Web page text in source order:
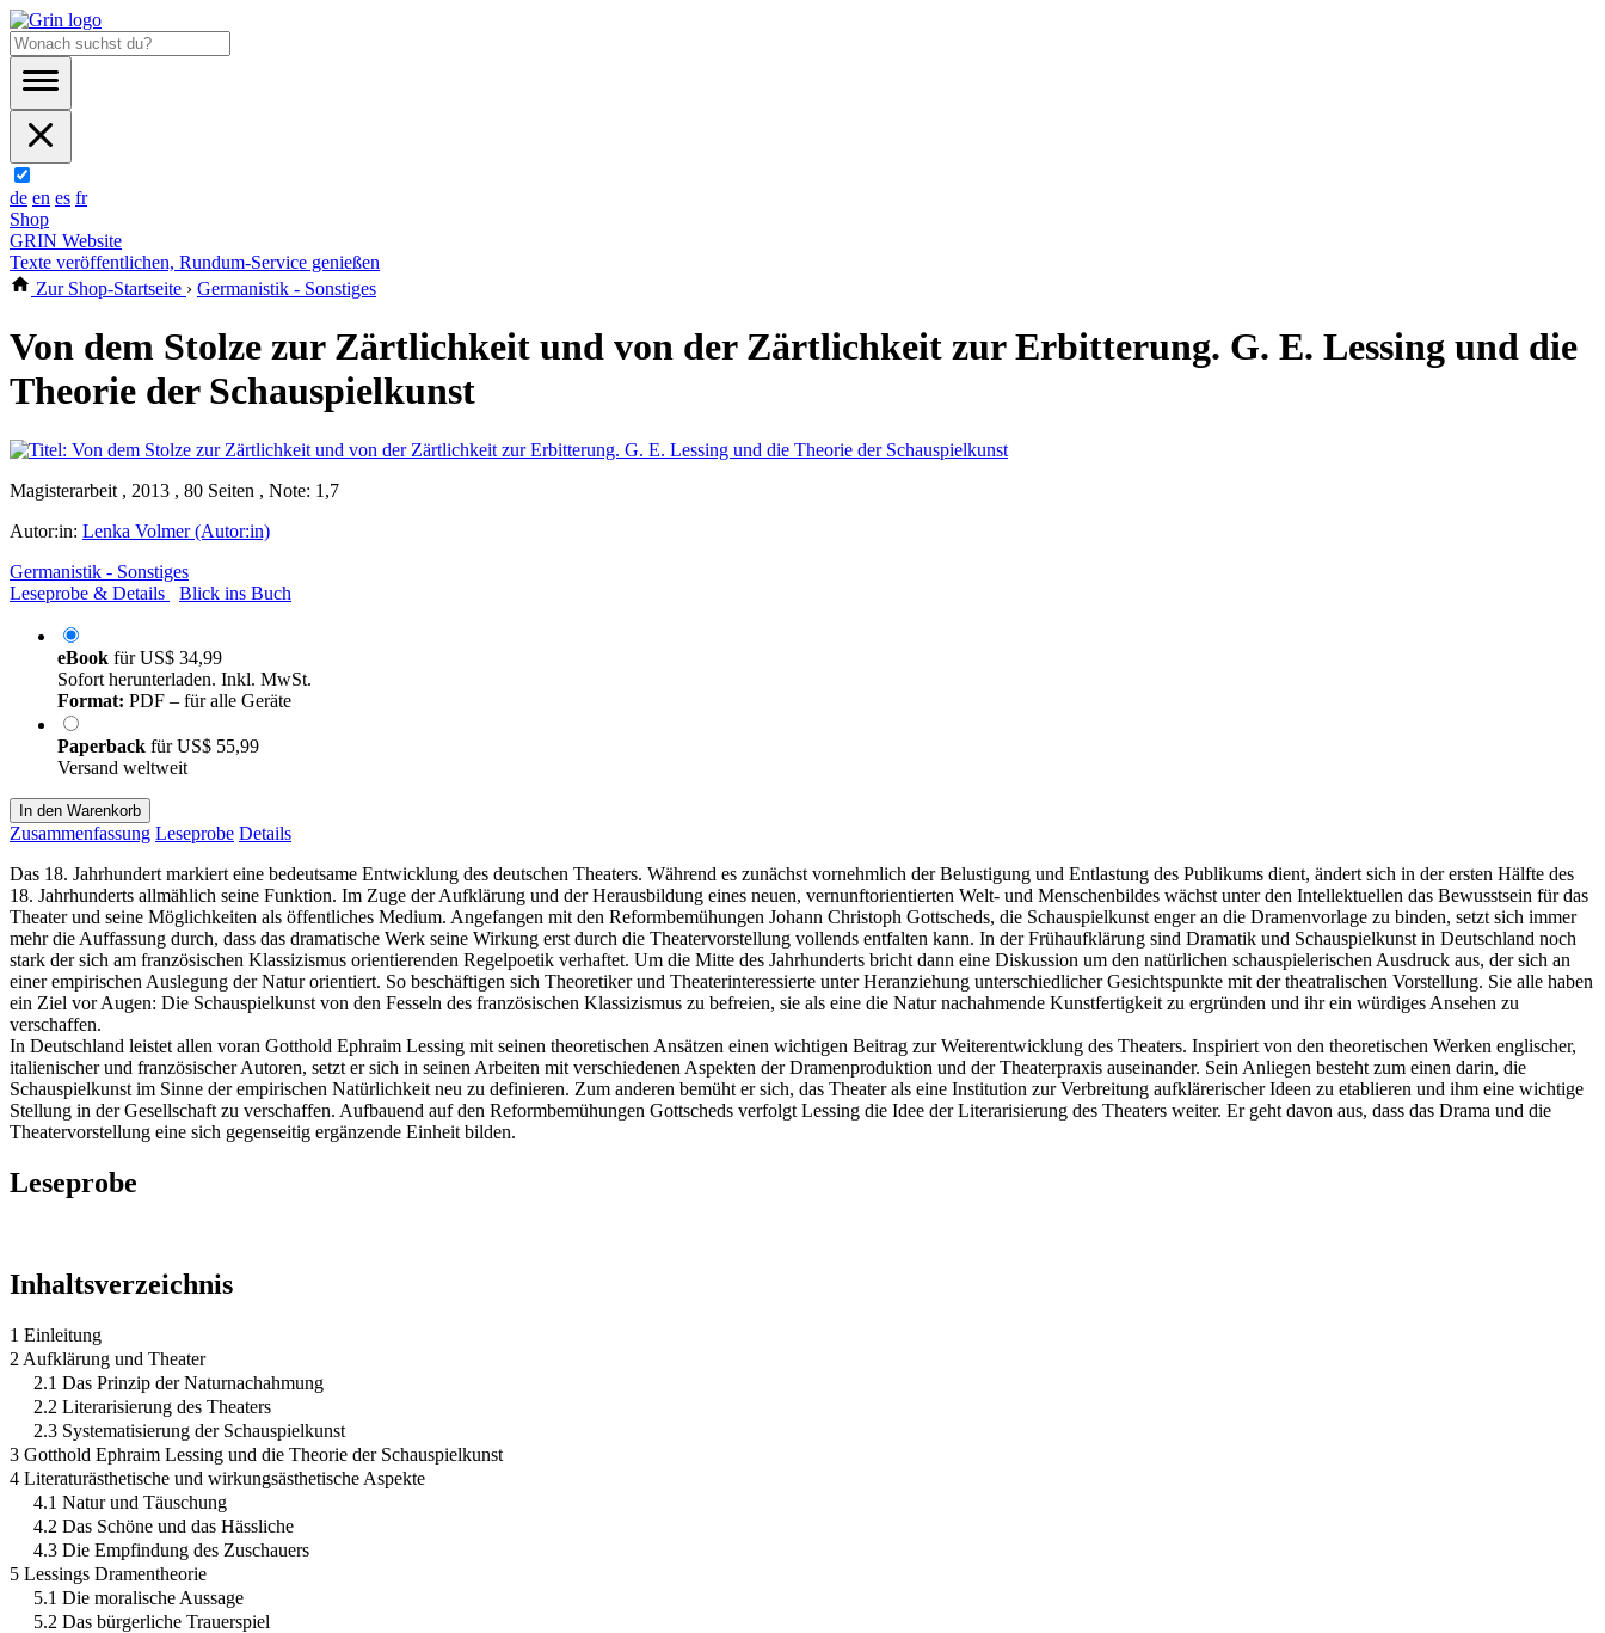
de en es fr
Shop
GRIN Website
Texte veröffentlichen, Rundum-Service genießen
Zur Shop-Startseite › Germanistik - Sonstiges
Von dem Stolze zur Zärtlichkeit und von der Zärtlichkeit zur Erbitterung. G. E. Lessing und die
Theorie der Schauspielkunst
Magisterarbeit , 2013 , 80 Seiten , Note: 1,7
Autor:in: Lenka Volmer (Autor:in)
Germanistik - Sonstiges
Leseprobe & Details
Blick ins Buch
eBook fürUS$ 34,99
Sofort herunterladen. Inkl. MwSt.
Format: PDF – für alle Geräte
Paperback fürUS$ 55,99
Versand weltweit
In den Warenkorb
Zusammenfassung Leseprobe Details
Das 18. Jahrhundert markiert eine bedeutsame Entwicklung des deutschen Theaters. Während es zunächst vornehmlich der Belustigung und Entlastung des Publikums dient, ändert sich in der ersten Hälfte des
18. Jahrhunderts allmählich seine Funktion. Im Zuge der Aufklärung und der Herausbildung eines neuen, vernunftorientierten Welt- und Menschenbildes wächst unter den Intellektuellen das Bewusstsein für das
Theater und seine Möglichkeiten als öffentliches Medium. Angefangen mit den Reformbemühungen Johann Christoph Gottscheds, die Schauspielkunst enger an die Dramenvorlage zu binden, setzt sich immer
mehr die Auffassung durch, dass das dramatische Werk seine Wirkung erst durch die Theatervorstellung vollends entfalten kann. In der Frühaufklärung sind Dramatik und Schauspielkunst in Deutschland noch
stark der sich am französischen Klassizismus orientierenden Regelpoetik verhaftet. Um die Mitte des Jahrhunderts bricht dann eine Diskussion um den natürlichen schauspielerischen Ausdruck aus, der sich an
einer empirischen Auslegung der Natur orientiert. So beschäftigen sich Theoretiker und Theaterinteressierte unter Heranziehung unterschiedlicher Gesichtspunkte mit der theatralischen Vorstellung. Sie alle haben
ein Ziel vor Augen: Die Schauspielkunst von den Fesseln des französischen Klassizismus zu befreien, sie als eine die Natur nachahmende Kunstfertigkeit zu ergründen und ihr ein würdiges Ansehen zu
verschaffen.
In Deutschland leistet allen voran Gotthold Ephraim Lessing mit seinen theoretischen Ansätzen einen wichtigen Beitrag zur Weiterentwicklung des Theaters. Inspiriert von den theoretischen Werken englischer,
italienischer und französischer Autoren, setzt er sich in seinen Arbeiten mit verschiedenen Aspekten der Dramenproduktion und der Theaterpraxis auseinander. Sein Anliegen besteht zum einen darin, die
Schauspielkunst im Sinne der empirischen Natürlichkeit neu zu definieren. Zum anderen bemüht er sich, das Theater als eine Institution zur Verbreitung aufklärerischer Ideen zu etablieren und ihm eine wichtige
Stellung in der Gesellschaft zu verschaffen. Aufbauend auf den Reformbemühungen Gottscheds verfolgt Lessing die Idee der Literarisierung des Theaters weiter. Er geht davon aus, dass das Drama und die
Theatervorstellung eine sich gegenseitig ergänzende Einheit bilden.
Leseprobe
Inhaltsverzeichnis
1 Einleitung
2 Aufklärung und Theater
2.1 Das Prinzip der Naturnachahmung
2.2 Literarisierung des Theaters
2.3 Systematisierung der Schauspielkunst
3 Gotthold Ephraim Lessing und die Theorie der Schauspielkunst
4 Literaturästhetische und wirkungsästhetische Aspekte
4.1 Natur und Täuschung
4.2 Das Schöne und das Hässliche
4.3 Die Empfindung des Zuschauers
5 Lessings Dramentheorie
5.1 Die moralische Aussage
5.2 Das bürgerliche Trauerspiel